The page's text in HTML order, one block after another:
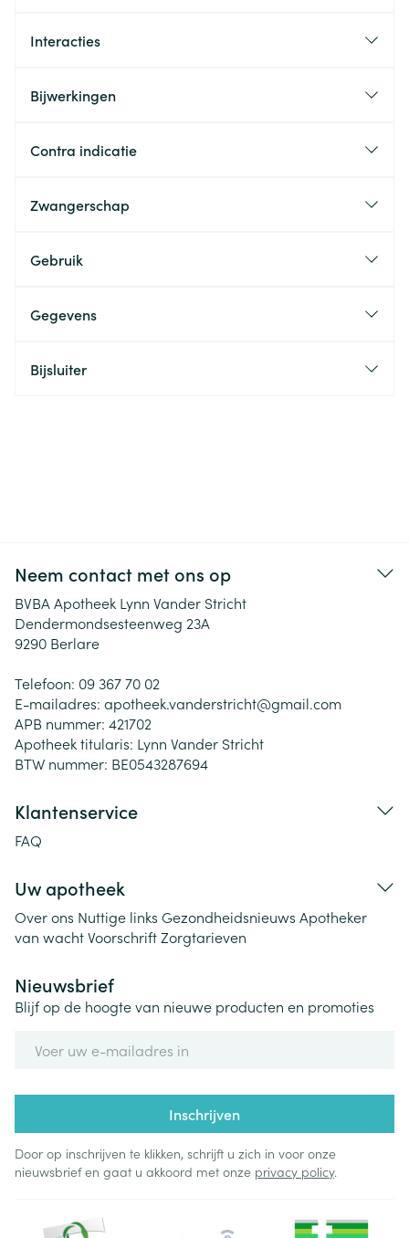
Interacties
Bijwerkingen
Contra indicatie
Zwangerschap
Gebruik
Gegevens
Bijsluiter
Neem contact met ons op
BVBA Apotheek Lynn Vander Stricht
Dendermondsesteenweg 23A
9290 Berlare
Telefoon: 09 367 70 02
E-mailadres: apotheek.vanderstricht@gmail.com
APB nummer: 421702
Apotheek titularis: Lynn Vander Stricht
BTW nummer: BE0543287694
Klantenservice
FAQ
Uw apotheek
Over ons Nuttige links Gezondheidsnieuws Apotheker
van wachtVoorschriftZorgtarieven
Nieuwsbrief
Blijf op de hoogte van nieuwe producten en promoties
Inschrijven
Door op inschrijven te klikken, schrijft u zich in voor onze
nieuwsbrief en gaat u akkoord met onze privacy policy.